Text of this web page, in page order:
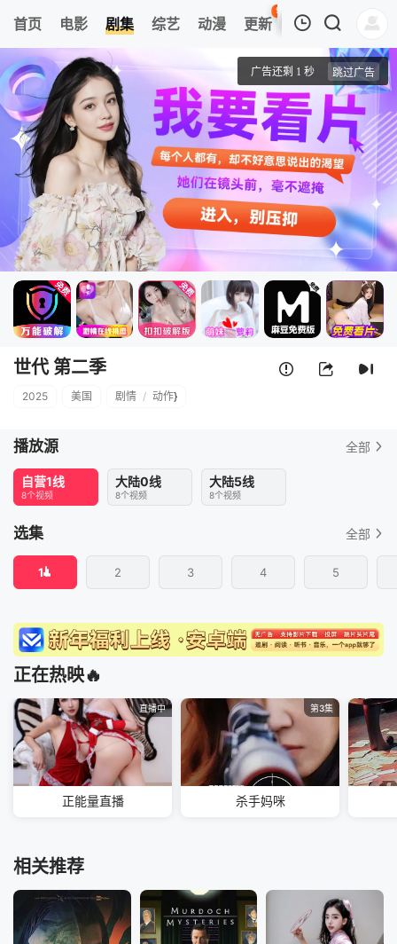
首页 电影 剧集 综艺 动漫 更新
96
热榜 APP
我的观影记录
1
V世代 第二季
清空
世代 第二季
2025 美国 剧情 / 动作}
播放源 全部
自营1线
8个视频
大陆0线
8个视频
大陆5线
8个视频
选集 全部
1 2 3 4 5
正在热映🔥
直播中
正能量直播
第3集
杀手妈咪
相关推荐